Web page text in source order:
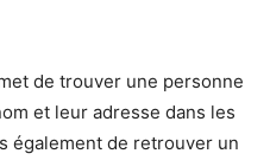
de trouver une personne
et leur adresse dans les
également de retrouver un